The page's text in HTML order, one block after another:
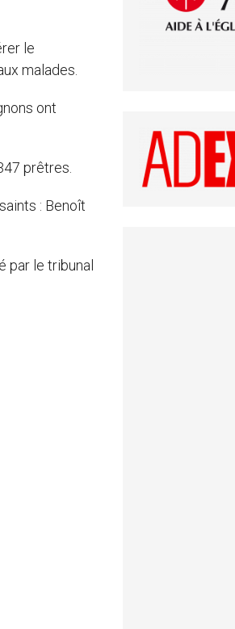
le
malades.
ont
prêtres.
: Benoît
par le tribunal